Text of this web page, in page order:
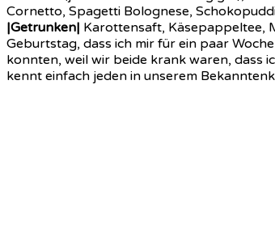
Cornetto, Spagetti Bolognese,
|Getrunken| Karottensaft, Käsepappeltee,
Geburtstag, dass ich mir für ein paar
konnten, weil wir beide krank waren, dass
kennt einfach jeden in unserem